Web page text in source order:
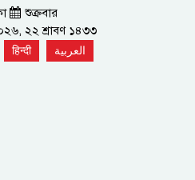
শুক্রবার
২২ শ্রাবণ ১৪৩৩
हिन्दी العربية